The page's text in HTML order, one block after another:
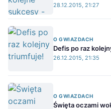
28.12.2015, 21:27
O GWIAZDACH
Defis po raz
26.12.2015, 21:35
O GWIAZDACH
Święta oczami